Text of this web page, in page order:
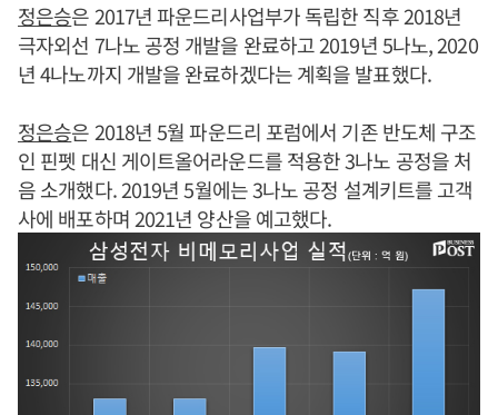
정은승은 2017년 파운드리사업부가 독립한 직후 2018년
극자외선 7나노 공정 개발을 완료하고 2019년 5나노, 2020
년 4나노까지 개발을 완료하겠다는 계획을 발표했다.
정은승은 2018년 5월 파운드리 포럼에서 기존 반도체 구조
인 핀펫 대신 게이트올어라운드를 적용한 3나노 공정을 처
음 소개했다. 2019년 5월에는 3나노 공정 설계키트를 고객
사에 배포하며 2021년 양산을 예고했다.